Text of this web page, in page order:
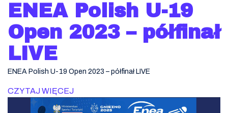
ENEA Polish U-19
Open 2023 – półfinał
LIVE
ENEA Polish U-19 Open 2023 – półfinał LIVE
CZYTAJ WIĘCEJ